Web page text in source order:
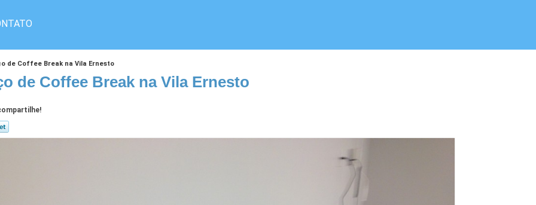
de Coffee Break na Vila Ernesto
de Coffee Break na Vila Ernesto